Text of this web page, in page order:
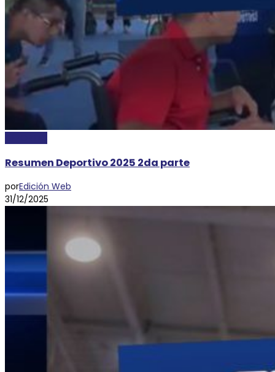
Resumen Deportivo 2025 2da parte
porEdición Web
31/12/2025